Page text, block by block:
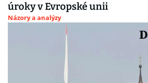
úroky v Evropské unii
Názory a analýzy